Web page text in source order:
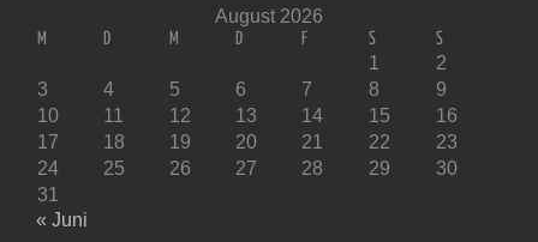
August 2026
M D M D F S S
1
2
3
4 5 6 7 8
9
10
11 12 13 14 15
16
17
18 19 20 21 22
23
24
25 26 27 28 29
30
31
« Juni